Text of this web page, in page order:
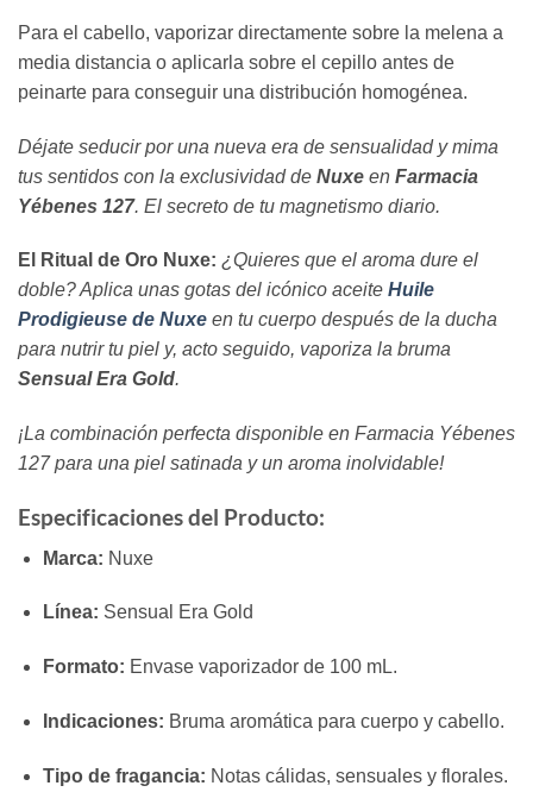
Para el cabello, vaporizar directamente sobre la melena a
media distancia o aplicarla sobre el cepillo antes de
peinarte para conseguir una distribución homogénea.
Déjate seducir por una nueva era de sensualidad y mima
tus sentidos con la exclusividad de Nuxe en Farmacia
Yébenes 127. El secreto de tu magnetismo diario.
El Ritual de Oro Nuxe: ¿Quieres que el aroma dure el
doble? Aplica unas gotas del icónico aceite Huile
Prodigieuse de Nuxe en tu cuerpo después de la ducha
para nutrir tu piel y, acto seguido, vaporiza la bruma
Sensual Era Gold.
¡La combinación perfecta disponible en Farmacia Yébenes
127 para una piel satinada y un aroma inolvidable!
Especificaciones del Producto:
Marca: Nuxe
Línea: Sensual Era Gold
Formato: Envase vaporizador de 100 mL.
Indicaciones: Bruma aromática para cuerpo y cabello.
Tipo de fragancia: Notas cálidas, sensuales y florales.